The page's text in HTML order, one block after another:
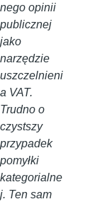
nego opinii
publicznej
jako
narzędzie
uszczelnieni
a VAT.
Trudno o
czystszy
przypadek
pomyłki
kategorialne
j. Ten sam